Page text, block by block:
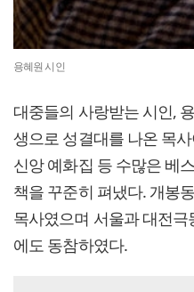
용혜원 시인
대중들의 사랑받는 시인,
생으로 성결대를 나온 목
신앙 예화집 등 수많은 베
책을 꾸준히 펴냈다. 개봉
목사였으며 서울과 대전
에도 동참하였다.